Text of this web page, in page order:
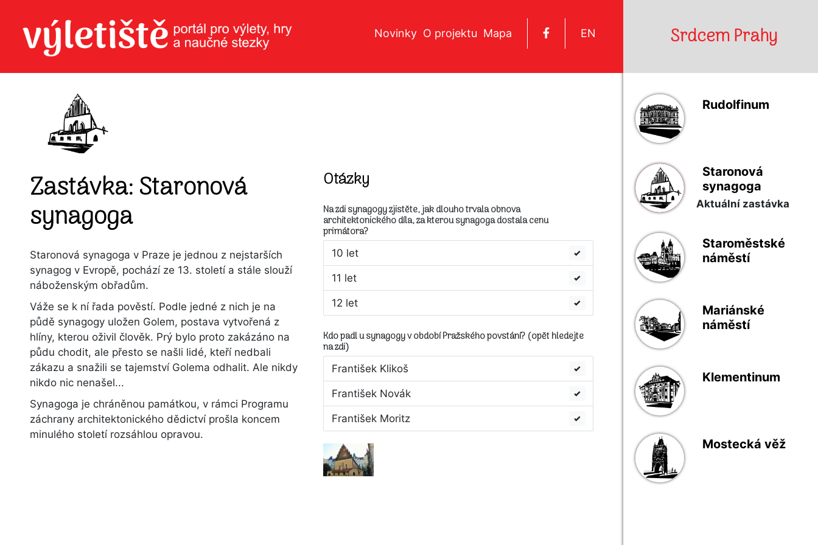
Novinky O projektu Mapa EN Srdcem Prahy
Rudolfinum
Staronová
synagoga
Aktuální zastávka
Staroměstské
náměstí
Mariánské
náměstí
Klementinum
Mostecká věž
Zastávka: Staronová
synagoga
Staronová synagoga v Praze je jednou z nejstarších
synagog v Evropě, pochází ze 13. století a stále slouží
náboženským obřadům.
Váže se k ní řada pověstí. Podle jedné z nich je na
půdě synagogy uložen Golem, postava vytvořená z
hlíny, kterou oživil člověk. Prý bylo proto zakázáno na
půdu chodit, ale přesto se našli lidé, kteří nedbali
zákazu a snažili se tajemství Golema odhalit. Ale nikdy
nikdo nic nenašel...
Synagoga je chráněnou památkou, v rámci Programu
záchrany architektonického dědictví prošla koncem
minulého století rozsáhlou opravou.
Otázky
Na zdi synagogy zjistěte, jak dlouho trvala obnova
architektonického díla, za kterou synagoga dostala cenu
primátora?
10 let
11 let
12 let
Kdo padl u synagogy v období Pražského povstání? (opět hledejte
na zdi)
František Klikoš
František Novák
František Moritz